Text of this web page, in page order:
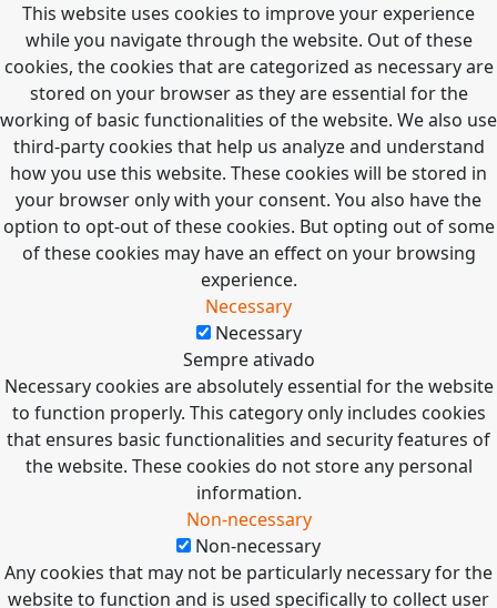
This website uses cookies to improve your experience
while you navigate through the website. Out of these
cookies, the cookies that are categorized as necessary are
stored on your browser as they are essential for the
working of basic functionalities of the website. We also use
third-party cookies that help us analyze and understand
how you use this website. These cookies will be stored in
your browser only with your consent. You also have the
option to opt-out of these cookies. But opting out of some
of these cookies may have an effect on your browsing
experience.
Necessary
Necessary
Sempre ativado
Necessary cookies are absolutely essential for the website
to function properly. This category only includes cookies
that ensures basic functionalities and security features of
the website. These cookies do not store any personal
information.
Non-necessary
Non-necessary
Any cookies that may not be particularly necessary for the
website to function and is used specifically to collect user